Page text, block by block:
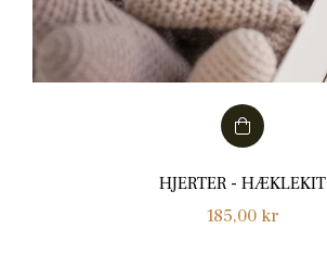
HJERTER - HÆKLEKIT
Normalpris
185,00 kr